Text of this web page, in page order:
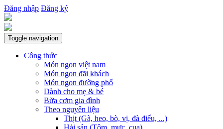
Đăng nhập Đăng ký
Toggle navigation
Công thức
Món ngon việt nam
Món ngon đãi khách
Món ngon đường phố
Dành cho mẹ & bé
Bữa cơm gia đình
Theo nguyên liệu
Thịt (Gà, heo, bò, vị, đà điểu, ...)
Hải sản (Tôm, mực, cua)